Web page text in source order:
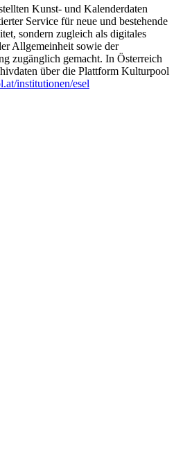
Kunst- und Kalenderdaten
Service für neue und bestehende
sondern zugleich als digitales
Allgemeinheit sowie der
zugänglich gemacht. In Österreich
über die Plattform Kulturpool
institutionen/esel